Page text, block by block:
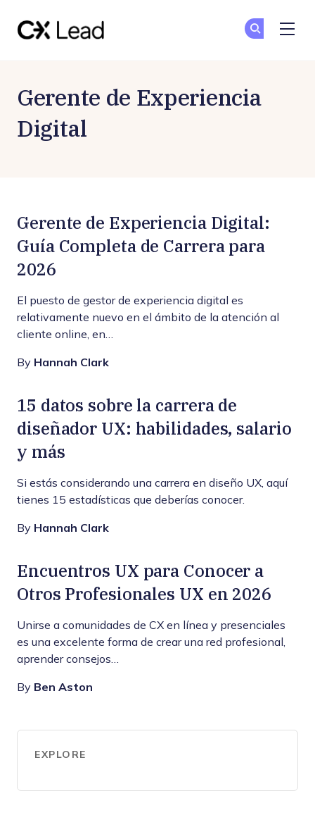
Gerente de Experiencia
Digital
Gerente de Experiencia Digital:
Guía Completa de Carrera para
2026
El puesto de gestor de experiencia digital es
relativamente nuevo en el ámbito de la atención al
cliente online, en…
By Hannah Clark
15 datos sobre la carrera de
diseñador UX: habilidades, salario
y más
Si estás considerando una carrera en diseño UX, aquí
tienes 15 estadísticas que deberías conocer.
By Hannah Clark
Encuentros UX para Conocer a
Otros Profesionales UX en 2026
Unirse a comunidades de CX en línea y presenciales
es una excelente forma de crear una red profesional,
aprender consejos…
By Ben Aston
EXPLORE